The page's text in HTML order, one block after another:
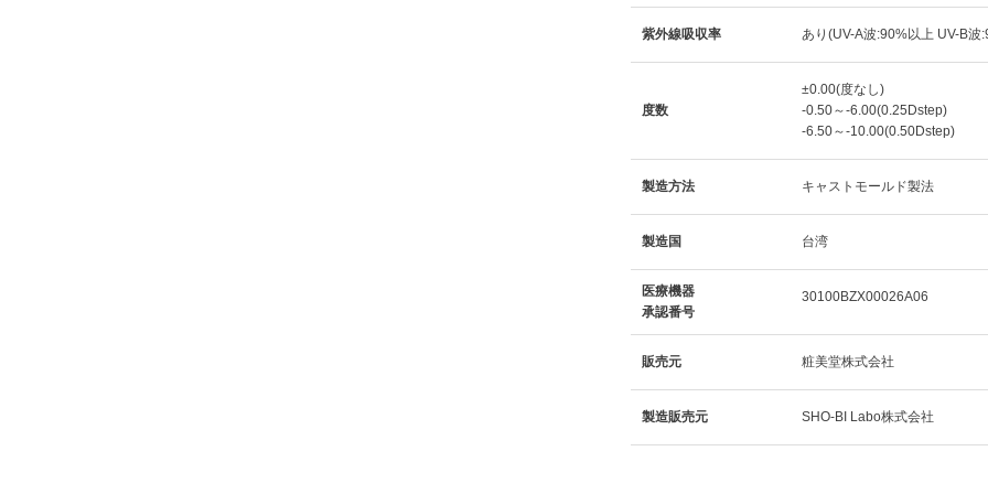
紫外線吸収率 あり(UV-A波:90%以上 UV-B波
度数
±0.00(度なし)
-0.50～-6.00(0.25Dstep)
-6.50～-10.00(0.50Dstep)
製造方法 キャストモールド製法
製造国 台湾
医療機器
承認番号
30100BZX00026A06
販売元 粧美堂株式会社
製造販売元 SHO-BI Labo株式会社